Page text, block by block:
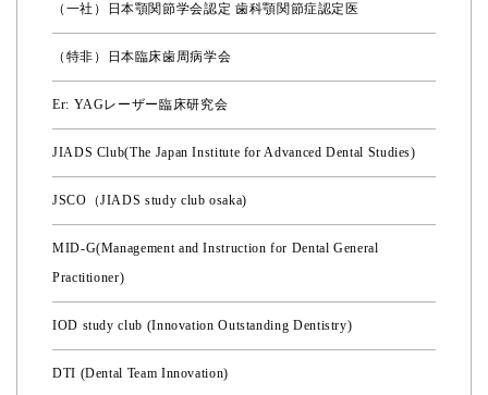
（一社）日本顎関節学会認定 歯科顎関節症認定医
（特非）日本臨床歯周病学会
Er: YAGレーザー臨床研究会
JIADS Club(The Japan Institute for Advanced Dental Studies)
JSCO（JIADS study club osaka)
MID-G(Management and Instruction for Dental General
Practitioner)
IOD study club (Innovation Outstanding Dentistry)
DTI (Dental Team Innovation)